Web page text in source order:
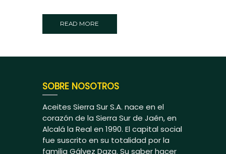
READ MORE
SOBRE NOSOTROS
Aceites Sierra Sur S.A. nace en el
corazón de la Sierra Sur de Jaén, en
Alcalá la Real en 1990. El capital social
fue suscrito en su totalidad por la
familia Gálvez Daza. Su saber hacer